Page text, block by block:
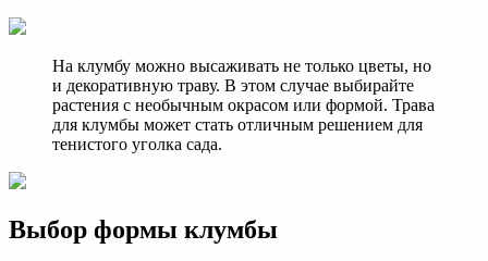
На клумбу можно высаживать не только цветы, но
и декоративную траву. В этом случае выбирайте
растения с необычным окрасом или формой. Трава
для клумбы может стать отличным решением для
тенистого уголка сада.
Выбор формы клумбы